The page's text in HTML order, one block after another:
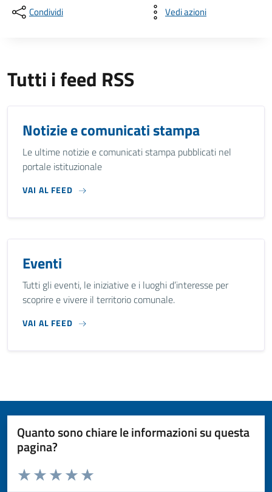
Condividi Vedi azioni
Tutti i feed RSS
Notizie e comunicati stampa
Le ultime notizie e comunicati stampa pubblicati nel
portale istituzionale
VAI AL FEED
Eventi
Tutti gli eventi, le iniziative e i luoghi d’interesse per
scoprire e vivere il territorio comunale.
VAI AL FEED
Quanto sono chiare le informazioni su questa
pagina?
Valuta da 1 a 5 stelle la pagina
Valuta 5 stelle su 5
Valuta 4 stelle su 5
Valuta 3 stelle su 5
Valuta 2 stelle su 5
Valuta 1 stelle su 5